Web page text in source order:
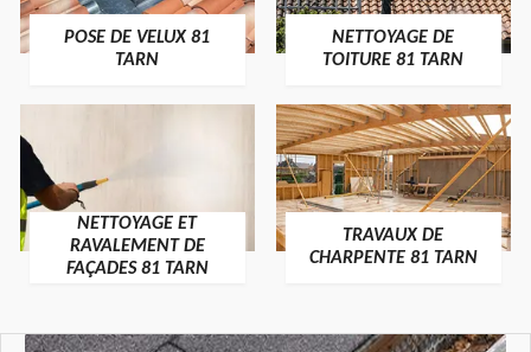
POSE DE VELUX 81
TARN
NETTOYAGE DE
TOITURE 81 TARN
NETTOYAGE ET
RAVALEMENT DE
FAÇADES 81 TARN
TRAVAUX DE
CHARPENTE 81 TARN